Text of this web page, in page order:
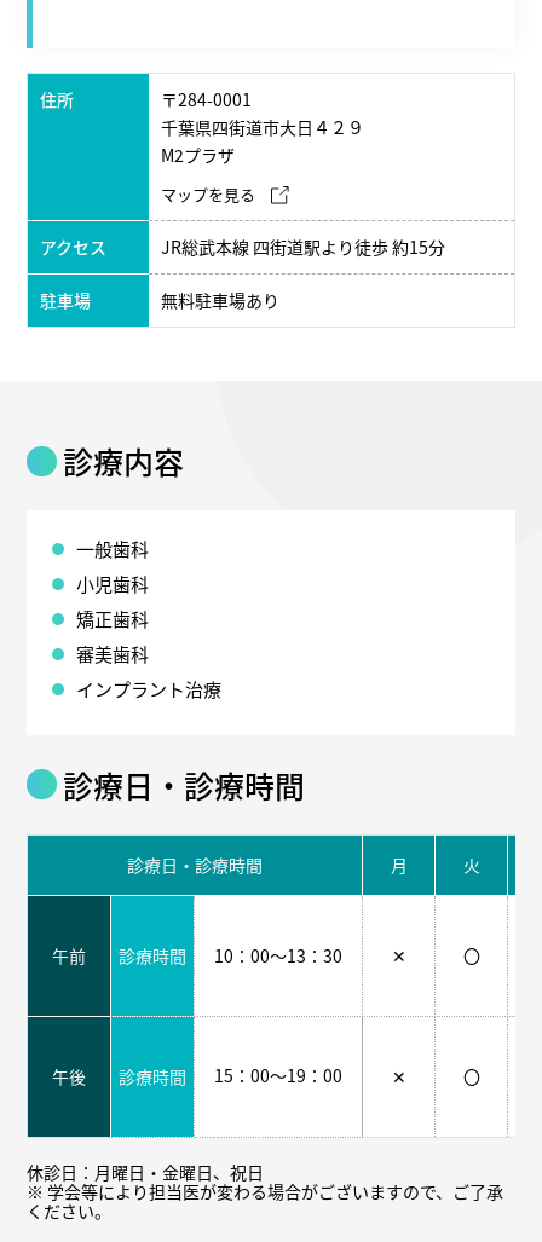
住所
〒284-0001
千葉県四街道市大日４２９
M2プラザ
マップを見る
アクセス JR総武本線 四街道駅より徒歩 約15分
駐車場 無料駐車場あり
診療内容
一般歯科
小児歯科
矯正歯科
審美歯科
インプラント治療
診療日・診療時間
診療日・診療時間 月 火
午前 診療時間 10：00～13：30 ✕ 〇
午後 診療時間 15：00～19：00 ✕ 〇
休診日：月曜日・金曜日、祝日
※ 学会等により担当医が変わる場合がございますので、ご了承
ください。